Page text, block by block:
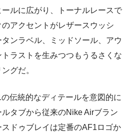
ルに広がり、トーナルレースで
アクセントがレザースウッシ
ンラベル、ミッドソール、アウ
トラストを生みつつもうるさくな
グだ。
伝統的なディテールを意図的に
タブから従来のNike Airブラン
ドゥブレイは定番のAF1ロゴか